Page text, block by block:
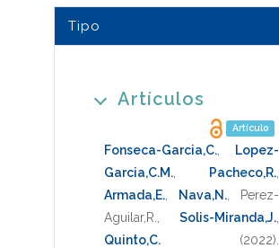
Tipo
Artículos
Artículo
Fonseca-Garcia,C.
Lopez-
Garcia,C.M.
Pacheco,R.
Armada,E.
Nava,N.
Perez-
Aguilar,R.
Solis-Miranda,J.
Quinto,C.
(2022)